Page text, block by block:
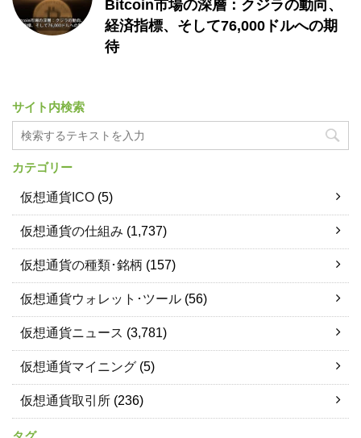
Bitcoin市場の深層：クジラの動向、
経済指標、そして76,000ドルへの期
待
サイト内検索
カテゴリー
仮想通貨ICO (5)
仮想通貨の仕組み (1,737)
仮想通貨の種類･銘柄 (157)
仮想通貨ウォレット･ツール (56)
仮想通貨ニュース (3,781)
仮想通貨マイニング (5)
仮想通貨取引所 (236)